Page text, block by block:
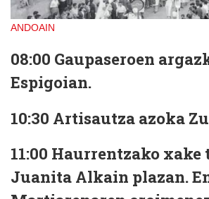
ANDOAIN
08:00 Gaupaseroen
Espigoian.
10:30 Artisautza azoka
11:00 Haurrentzako
Juanita Alkain plazan.